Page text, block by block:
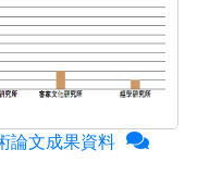
論文成果資料